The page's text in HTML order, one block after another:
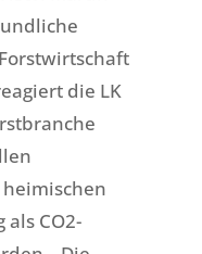
die LK
CO2-